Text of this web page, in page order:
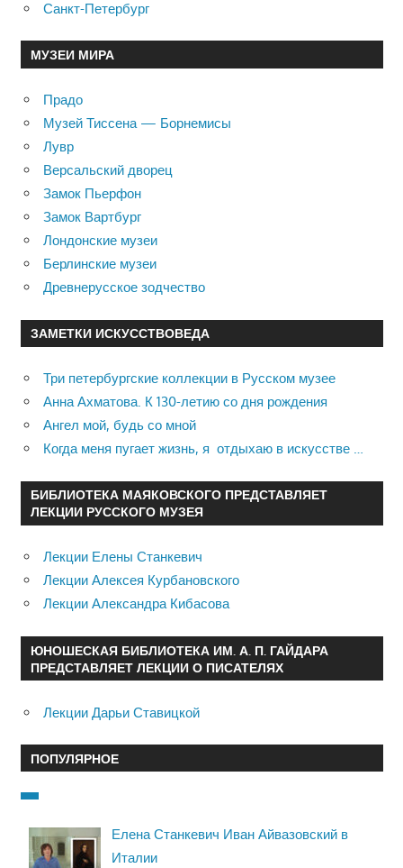
Санкт-Петербург
МУЗЕИ МИРА
Прадо
Музей Тиссена — Борнемисы
Лувр
Версальский дворец
Замок Пьерфон
Замок Вартбург
Лондонские музеи
Берлинские музеи
Древнерусское зодчество
ЗАМЕТКИ ИСКУССТВОВЕДА
Три петербургские коллекции в Русском музее
Анна Ахматова. К 130-летию со дня рождения
Ангел мой, будь со мной
Когда меня пугает жизнь, я отдыхаю в искусстве …
БИБЛИОТЕКА МАЯКОВСКОГО ПРЕДСТАВЛЯЕТ
ЛЕКЦИИ РУССКОГО МУЗЕЯ
Лекции Елены Станкевич
Лекции Алексея Курбановского
Лекции Александра Кибасова
ЮНОШЕСКАЯ БИБЛИОТЕКА ИМ. А. П. ГАЙДАРА
ПРЕДСТАВЛЯЕТ ЛЕКЦИИ О ПИСАТЕЛЯХ
Лекции Дарьи Ставицкой
ПОПУЛЯРНОЕ
Елена Станкевич Иван Айвазовский в
Италии